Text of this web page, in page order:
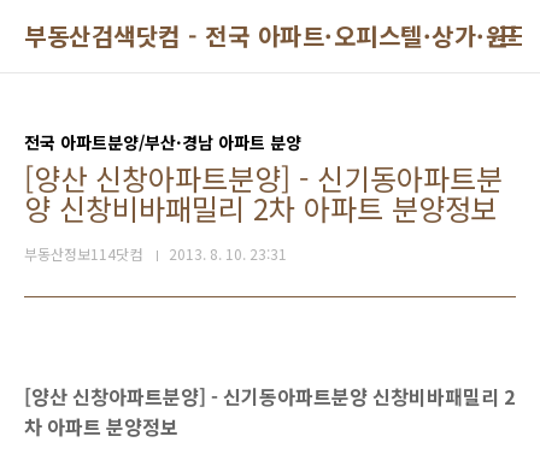
부동산검색닷컴 - 전국 아파트·오피스텔·상가·원
전국 아파트분양/부산·경남 아파트 분양
[양산 신창아파트분양] - 신기동아파트분
양 신창비바패밀리 2차 아파트 분양정보
부동산정보114닷컴 2013. 8. 10. 23:31
[양산 신창아파트분양] - 신기동아파트분양 신창비바패밀리 2
차 아파트 분양정보